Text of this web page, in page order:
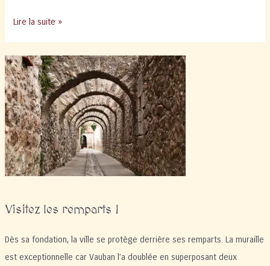
Visitez les remparts !
Dès sa fondation, la ville se protège derrière ses remparts. La muraille
est exceptionnelle car Vauban l’a doublée en superposant deux
La
Lire la suite »